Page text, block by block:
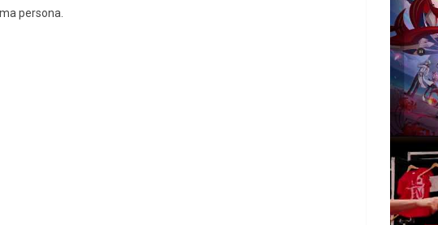
persona.